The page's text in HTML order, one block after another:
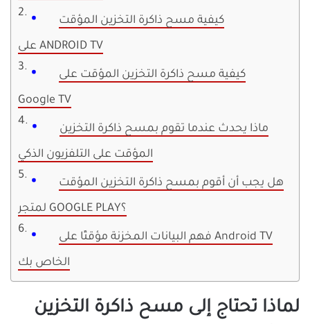
كيفية مسح ذاكرة التخزين المؤقت
على ANDROID TV
كيفية مسح ذاكرة التخزين المؤقت على
Google TV
ماذا يحدث عندما تقوم بمسح ذاكرة التخزين
المؤقت على التلفزيون الذكي
هل يجب أن أقوم بمسح ذاكرة التخزين المؤقت
لمتجر GOOGLE PLAY؟
فهم البيانات المخزنة مؤقتًا على Android TV
الخاص بك
لماذا تحتاج إلى مسح ذاكرة التخزين